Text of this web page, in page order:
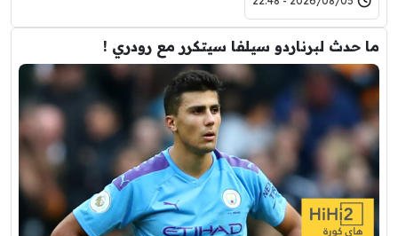
ما حدث لبرناردو سيلفا سيتكرر مع رودري !